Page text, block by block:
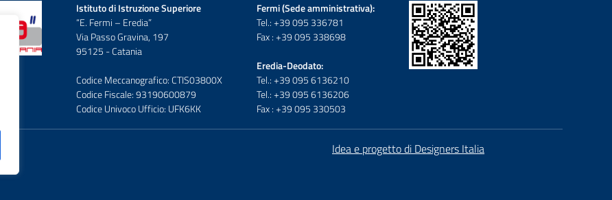
Istituto di Istruzione Superiore
“E. Fermi – Eredia”
Via Passo Gravina, 197
95125 - Catania
Codice Meccanografico: CTIS03800X
Codice Fiscale: 93190600879
Codice Univoco Ufficio: UFK6KK
Fermi (Sede amministrativa):
Tel.: +39 095 336781
Fax : +39 095 338698
Eredia-Deodato:
Tel.: +39 095 6136210
Tel.: +39 095 6136206
Fax : +39 095 330503
Idea e progetto di Designers Italia